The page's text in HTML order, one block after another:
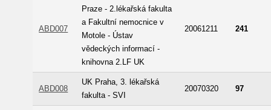
ABD007
Praze - 2.lékařská fakulta
a Fakultní nemocnice v
Motole - Ústav
vědeckých informací -
knihovna 2.LF UK
20061211 241
ABD008
UK Praha, 3. lékařská
fakulta - SVI
20070320 97